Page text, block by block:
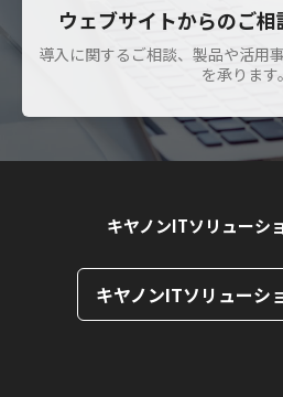
ウェブサイトからのご
導入に関するご相談、製品や活用
を承ります。
キヤノンITソリューシ
キヤノンITソリューシ